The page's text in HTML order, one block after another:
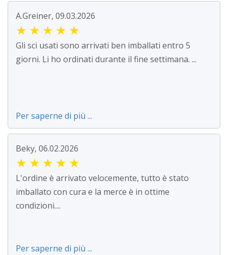
A.Greiner, 09.03.2026
★ ★ ★ ★ ★
Gli sci usati sono arrivati ben imballati entro 5
giorni. Li ho ordinati durante il fine settimana. ...
Per saperne di più ...
Beky, 06.02.2026
★ ★ ★ ★ ★
L'ordine è arrivato velocemente, tutto è stato
imballato con cura e la merce è in ottime
condizioni....
Per saperne di più ...